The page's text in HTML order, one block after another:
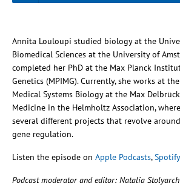
pause
Annita Louloupi studied biology at the
Biomedical Sciences at the University of
completed her PhD at the Max Planck
Genetics (MPIMG). Currently, she works at
Medical Systems Biology at the Max
Medicine in the Helmholtz Association,
several different projects that revolve
gene regulation.
Listen the episode on Apple Podcasts,Spotify
Podcast moderator and editor: Natalia